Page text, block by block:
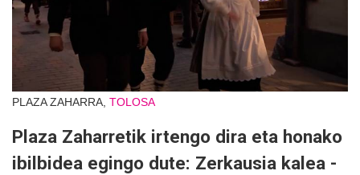
PLAZA ZAHARRA, TOLOSA
Plaza Zaharretik irtengo dira eta honako
ibilbidea egingo dute: Zerkausia kalea -